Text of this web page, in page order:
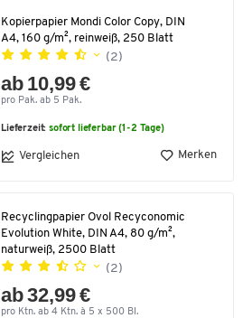
Kopierpapier Mondi Color Copy, DIN
A4, 160 g/m², reinweiß, 250 Blatt
(2)
ab 10,99 €
pro Pak. ab 5 Pak.
Lieferzeit:sofort lieferbar (1-2 Tage)
Vergleichen Merken
Recyclingpapier Ovol Recyconomic
Evolution White, DIN A4, 80 g/m²,
naturweiß, 2500 Blatt
(2)
ab 32,99 €
pro Ktn. ab 4 Ktn. à 5 x 500 Bl.